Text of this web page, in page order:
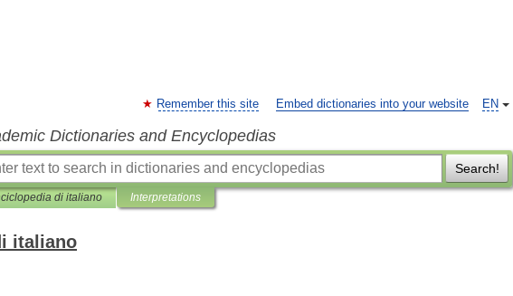
EN
Remember this site Embed dictionaries into your website
Dictionaries and Encyclopedias
Search!
di italiano Interpretations
italiano